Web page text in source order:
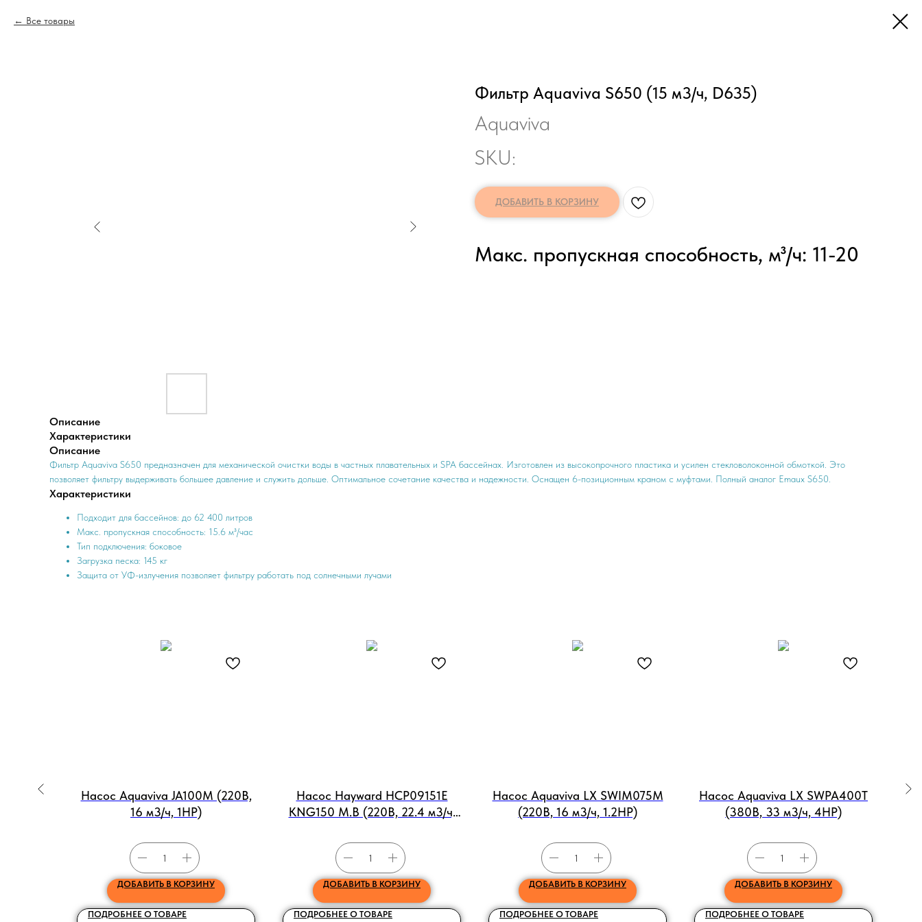
Все товары
Фильтр Aquaviva S650 (15 м3/ч, D635)
Aquaviva
SKU:
ДОБАВИТЬ В КОРЗИНУ
Макс. пропускная способность, м³/ч: 11-20
Описание
Характеристики
Описание
Фильтр Aquaviva S650 предназначен для механической очистки воды в частных плавательных и SPA бассейнах. Изготовлен из высокопрочного пластика и усилен стекловолоконной обмоткой. Это
позволяет фильтру выдерживать большее давление и служить дольше. Оптимальное сочетание качества и надежности. Оснащен 6-позиционным краном с муфтами. Полный аналог Emaux S650.
Характеристики
Подходит для бассейнов: до 62 400 литров
Макс. пропускная способность: 15.6 м³/час
Тип подключения: боковое
Загрузка песка: 145 кг
Защита от УФ-излучения позволяет фильтру работать под солнечными лучами
Насос Aquaviva JA100M (220В,
16 м3/ч, 1HP)
ДОБАВИТЬ В КОРЗИНУ
ПОДРОБНЕЕ О ТОВАРЕ
Насос Hayward HCP09151E
KNG150 M.B (220В, 22.4 м3/ч,
ДОБАВИТЬ В КОРЗИНУ
ПОДРОБНЕЕ О ТОВАРЕ
Насос Aquaviva LX SWIM075M
(220В, 16 м3/ч, 1.2НР)
ДОБАВИТЬ В КОРЗИНУ
ПОДРОБНЕЕ О ТОВАРЕ
Насос Aquaviva LX SWPA400T
(380В, 33 м3/ч, 4HP)
ДОБАВИТЬ В КОРЗИНУ
ПОДРОБНЕЕ О ТОВАРЕ